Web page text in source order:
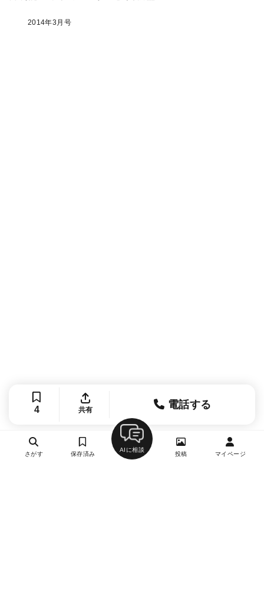
2014年3月号
4 共有 電話する
さがす 保存済み
AIに相談
投稿 マイページ